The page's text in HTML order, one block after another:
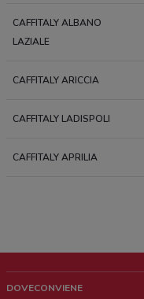
CAFFITALY ALBANO
LAZIALE
CAFFITALY ARICCIA
CAFFITALY LADISPOLI
CAFFITALY APRILIA
DOVECONVIENE